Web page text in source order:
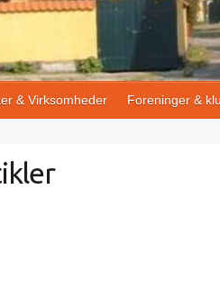
& Virksomheder Foreninger &